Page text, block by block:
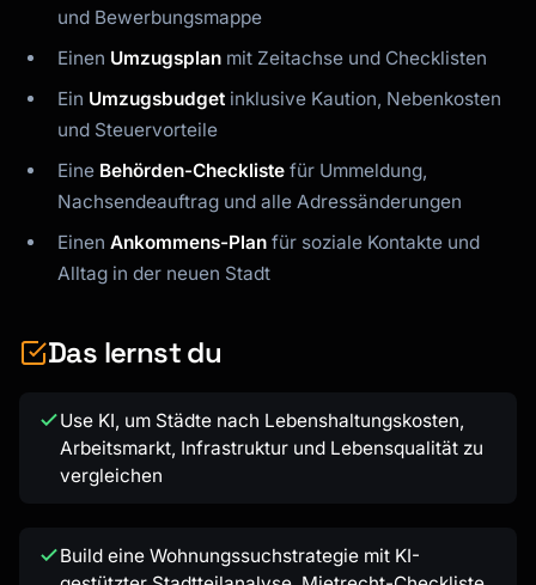
und Bewerbungsmappe
Einen Umzugsplan mit Zeitachse und Checklisten
Ein Umzugsbudget inklusive Kaution, Nebenkosten
und Steuervorteile
Eine Behörden-Checkliste für Ummeldung,
Nachsendeauftrag und alle Adressänderungen
Einen Ankommens-Plan für soziale Kontakte und
Alltag in der neuen Stadt
Das lernst du
Use KI, um Städte nach Lebenshaltungskosten,
Arbeitsmarkt, Infrastruktur und Lebensqualität zu
vergleichen
Build eine Wohnungssuchstrategie mit KI-